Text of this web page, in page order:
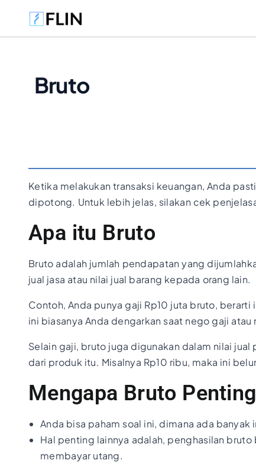
Bruto
Ketika melakukan transaksi keuangan, Anda
dipotong. Untuk lebih jelas, silakan cek
Apa itu Bruto
Bruto adalah jumlah pendapatan yang
jual jasa atau nilai jual barang kepada orang lain.
Contoh, Anda punya gaji Rp10 juta bruto,
ini biasanya Anda dengarkan saat nego gaji
Selain gaji, bruto juga digunakan dalam nilai
dari produk itu. Misalnya Rp10 ribu, maka ini
Mengapa Bruto
Anda bisa paham soal ini, dimana ada
Hal penting lainnya adalah, penghasilan
membayar utang.